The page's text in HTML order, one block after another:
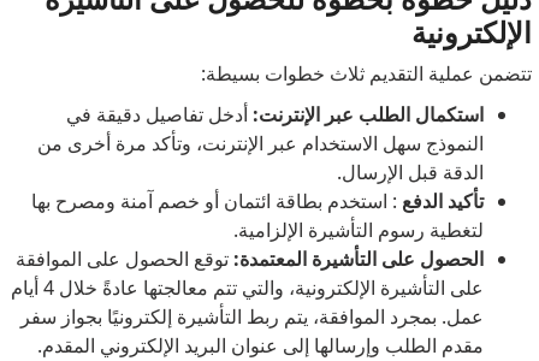
الإلكترونية
تتضمن عملية التقديم ثلاث خطوات بسيطة:
استكمال الطلب عبر الإنترنت: أدخل تفاصيل دقيقة في
النموذج سهل الاستخدام عبر الإنترنت، وتأكد مرة أخرى من
الدقة قبل الإرسال.
تأكيد الدفع : استخدم بطاقة ائتمان أو خصم آمنة ومصرح بها
لتغطية رسوم التأشيرة الإلزامية.
الحصول على التأشيرة المعتمدة: توقع الحصول على الموافقة
على التأشيرة الإلكترونية، والتي تتم معالجتها عادةً خلال 4 أيام
عمل. بمجرد الموافقة، يتم ربط التأشيرة إلكترونيًا بجواز سفر
مقدم الطلب وإرسالها إلى عنوان البريد الإلكتروني المقدم.